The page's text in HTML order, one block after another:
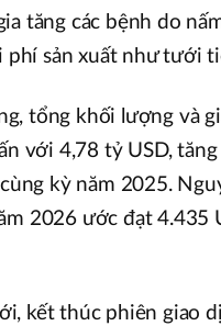
tăng các bệnh do
phí sản xuất như tưới
tổng khối lượng và
với 4,78 tỷ USD,
kỳ năm 2025.
2026 ước đạt 4.435
kết thúc phiên giao